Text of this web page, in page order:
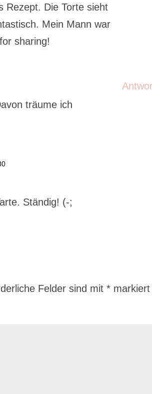
Rezept. Die Torte sieht
Mein Mann war
sharing!
träume ich
Ständig! (-;
Felder sind mit* markiert